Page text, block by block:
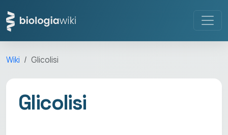
Wiki Glicolisi
Glicolisi